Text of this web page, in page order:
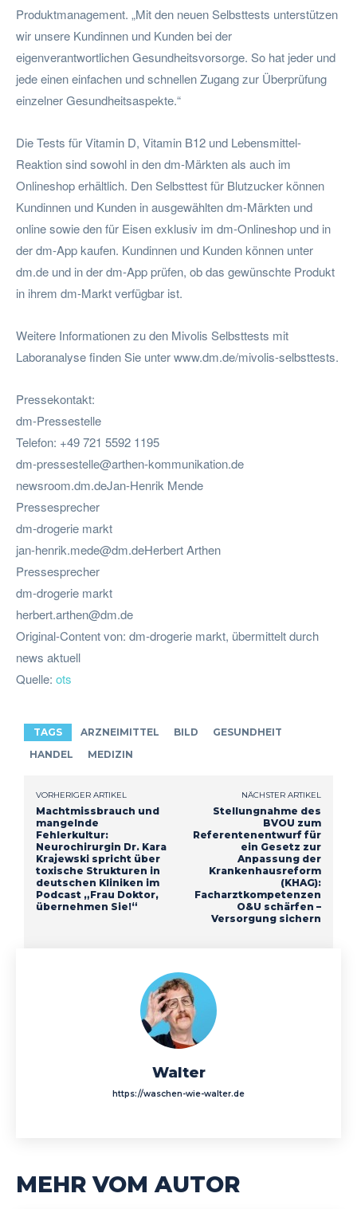
Produktmanagement. „Mit den neuen Selbsttests unterstützen
wir unsere Kundinnen und Kunden bei der
eigenverantwortlichen Gesundheitsvorsorge. So hat jeder und
jede einen einfachen und schnellen Zugang zur Überprüfung
einzelner Gesundheitsaspekte.“
Die Tests für Vitamin D, Vitamin B12 und Lebensmittel-
Reaktion sind sowohl in den dm-Märkten als auch im
Onlineshop erhältlich. Den Selbsttest für Blutzucker können
Kundinnen und Kunden in ausgewählten dm-Märkten und
online sowie den für Eisen exklusiv im dm-Onlineshop und in
der dm-App kaufen. Kundinnen und Kunden können unter
dm.de und in der dm-App prüfen, ob das gewünschte Produkt
in ihrem dm-Markt verfügbar ist.
Weitere Informationen zu den Mivolis Selbsttests mit
Laboranalyse finden Sie unter www.dm.de/mivolis-selbsttests.
Pressekontakt:
dm-Pressestelle
Telefon: +49 721 5592 1195
dm-pressestelle@arthen-kommunikation.de
newsroom.dm.deJan-Henrik Mende
Pressesprecher
dm-drogerie markt
jan-henrik.mede@dm.deHerbertArthen
Pressesprecher
dm-drogerie markt
herbert.arthen@dm.de
Original-Content von: dm-drogerie markt, übermittelt durch
news aktuell
Quelle: ots
TAGS ARZNEIMITTEL BILD
GESUNDHEIT
HANDEL
MEDIZIN
VORHERIGER ARTIKEL
Machtmissbrauch und
mangelnde
Fehlerkultur:
Neurochirurgin Dr. Kara
Krajewski spricht über
toxische Strukturen in
deutschen Kliniken im
Podcast „Frau Doktor,
übernehmen Sie!“
NÄCHSTER ARTIKEL
Stellungnahme des
BVOU zum
Referentenentwurf für
ein Gesetz zur
Anpassung der
Krankenhausreform
(KHAG):
Facharztkompetenzen
O&U schärfen –
Versorgung sichern
Walter
https://waschen-wie-walter.de
MEHR VOM AUTOR